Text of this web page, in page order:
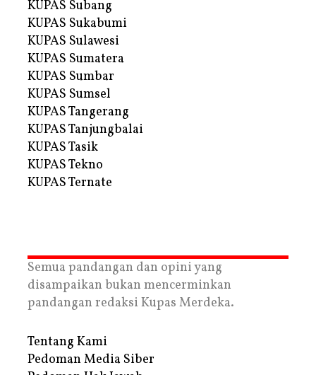
KUPAS Subang
KUPAS Sukabumi
KUPAS Sulawesi
KUPAS Sumatera
KUPAS Sumbar
KUPAS Sumsel
KUPAS Tangerang
KUPAS Tanjungbalai
KUPAS Tasik
KUPAS Tekno
KUPAS Ternate
Semua pandangan dan opini yang
disampaikan bukan mencerminkan
pandangan redaksi Kupas Merdeka.
Tentang Kami
Pedoman Media Siber